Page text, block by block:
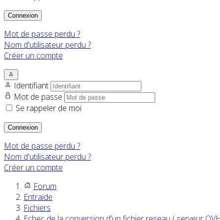
Connexion
Mot de passe perdu ?
Nom d'utilisateur perdu ?
Créer un compte
Identifiant
Mot de passe
Se rappeler de moi
Connexion
Mot de passe perdu ?
Nom d'utilisateur perdu ?
Créer un compte
Forum
Entraide
Fichiers